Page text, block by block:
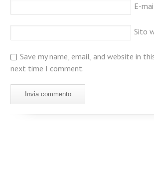
E-
Sito
Save my name, email, and website in
next time I comment.